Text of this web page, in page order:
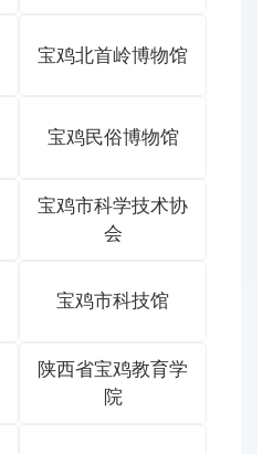
宝鸡北首岭博物馆
宝鸡民俗博物馆
宝鸡市科学技术协
会
宝鸡市科技馆
陕西省宝鸡教育学
院